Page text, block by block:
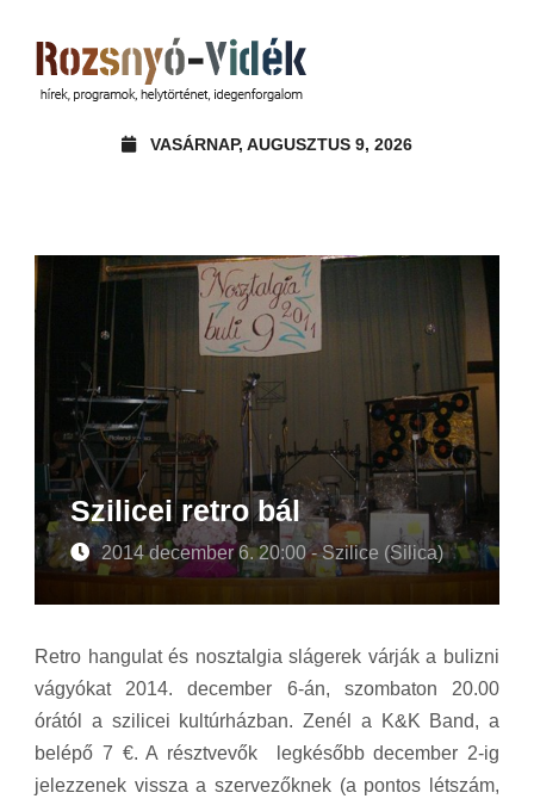
VASÁRNAP, AUGUSZTUS 9, 2026
Szilicei retro bál
2014 december 6. 20:00 - Szilice (Silica)
Retro hangulat és nosztalgia slágerek várják a bulizni
vágyókat 2014. december 6-án, szombaton 20.00
órától a szilicei kultúrházban. Zenél a K&K Band, a
belépő 7 €. A résztvevők legkésőbb december 2-ig
jelezzenek vissza a szervezőknek (a pontos létszám,